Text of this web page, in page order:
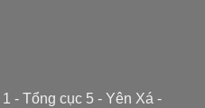
- Tổng cục 5 - Yên Xá -